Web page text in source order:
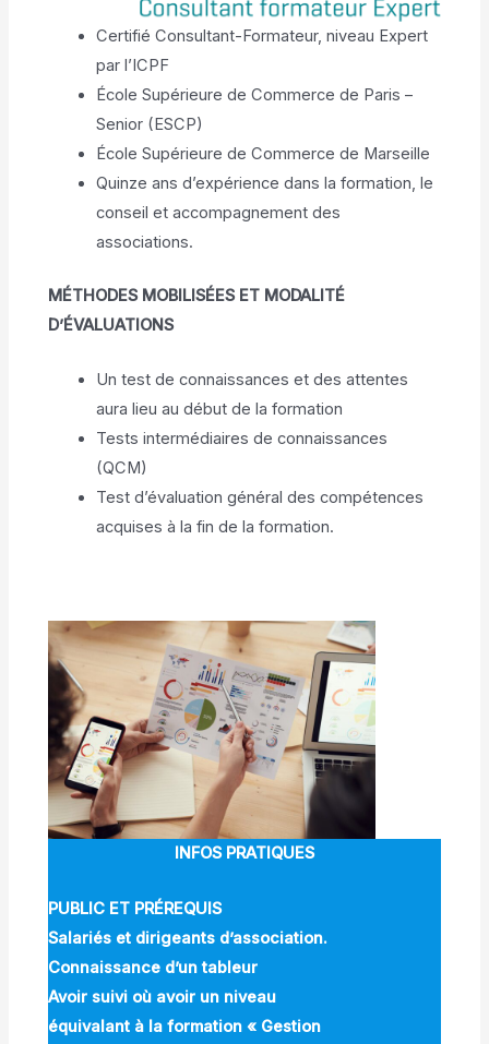
Certifié Consultant-Formateur, niveau Expert
par l’ICPF
École Supérieure de Commerce de Paris –
Senior (ESCP)
École Supérieure de Commerce de Marseille
Quinze ans d’expérience dans la formation, le
conseil et accompagnement des
associations.
MÉTHODES MOBILISÉES ET MODALITÉ
D’ÉVALUATIONS
Un test de connaissances et des attentes
aura lieu au début de la formation
Tests intermédiaires de connaissances
(QCM)
Test d’évaluation général des compétences
acquises à la fin de la formation.
INFOS PRATIQUES
PUBLIC ET PRÉREQUIS
Salariés et dirigeants d’association.
Connaissance d’un tableur
Avoir suivi où avoir un niveau
équivalant à la formation « Gestion